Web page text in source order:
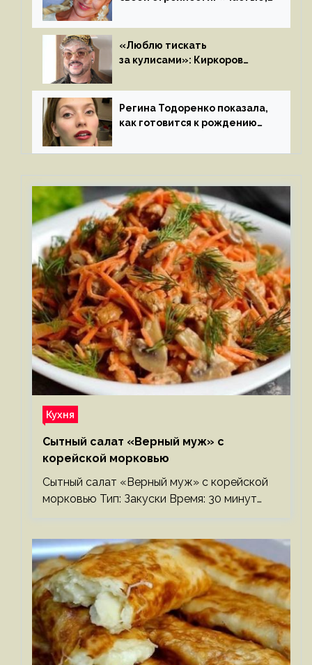
«Люблю тискать
за кулисами»: Киркоров
к молодой особе
Регина Тодоренко показала,
как готовится к рождению
Кухня
Сытный салат «Верный муж» с
корейской морковью
Сытный салат «Верный муж» с корейской
морковью Тип: Закуски Время: 30 минут…